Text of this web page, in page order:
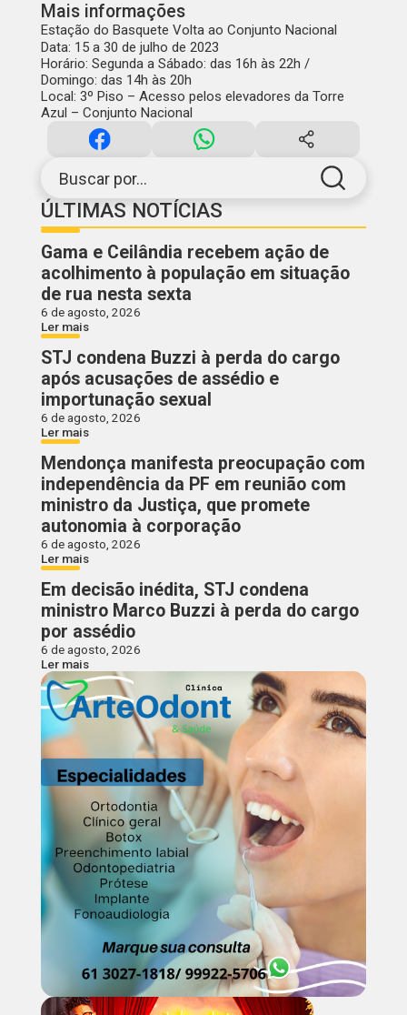
Buscar por...
ÚLTIMAS NOTÍCIAS
Gama e Ceilândia recebem ação de
acolhimento à população em situação
de rua nesta sexta
6 de agosto, 2026
Ler mais
STJ condena Buzzi à perda do cargo
após acusações de assédio e
importunação sexual
6 de agosto, 2026
Ler mais
Mendonça manifesta preocupação com
independência da PF em reunião com
ministro da Justiça, que promete
autonomia à corporação
6 de agosto, 2026
Ler mais
Em decisão inédita, STJ condena
ministro Marco Buzzi à perda do cargo
por assédio
6 de agosto, 2026
Ler mais
Mais informações
Estação do Basquete Volta ao Conjunto Nacional
Data: 15 a 30 de julho de 2023
Horário: Segunda a Sábado: das 16h às 22h /
Domingo: das 14h às 20h
Local: 3º Piso – Acesso pelos elevadores da Torre
Azul – Conjunto Nacional